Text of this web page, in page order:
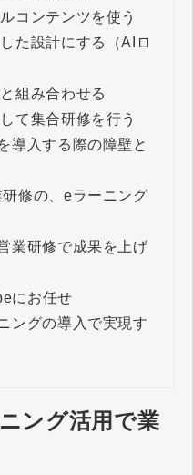
コンテンツを使う
た設計にする（AIロ
組み合わせる
て集合研修を行う
導入する際の障壁と
修の、eラーニング
業研修で成果を上げ
にお任せ
ングの導入で実現す
ング活用で業